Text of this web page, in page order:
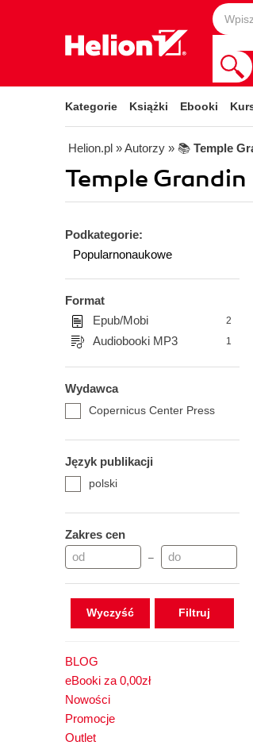
Kategorie Książki Ebooki
Helion.pl » Autorzy » 📚 Temple
Temple
Podkategorie:
Popularnonaukowe
Format
Epub/Mobi
2
Audiobooki MP3 1
Wydawca
Copernicus Center Press
Język publikacji
polski
Zakres cen
–
Wyczyść
BLOG
eBooki za 0,00zł
Nowości
Promocje
Outlet